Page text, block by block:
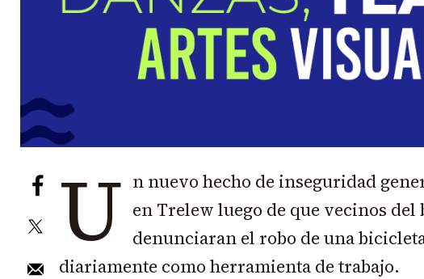
U n nuevo hecho de inseguridad
en Trelew luego de que vecinos
denunciaran el robo de una
diariamente como herramienta de trabajo.